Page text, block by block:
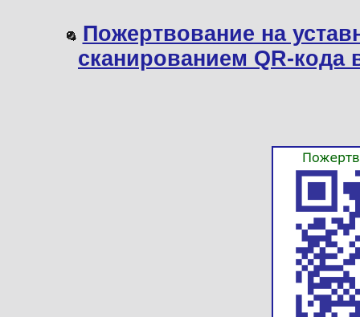
Пожертвование на
сканированием QR-